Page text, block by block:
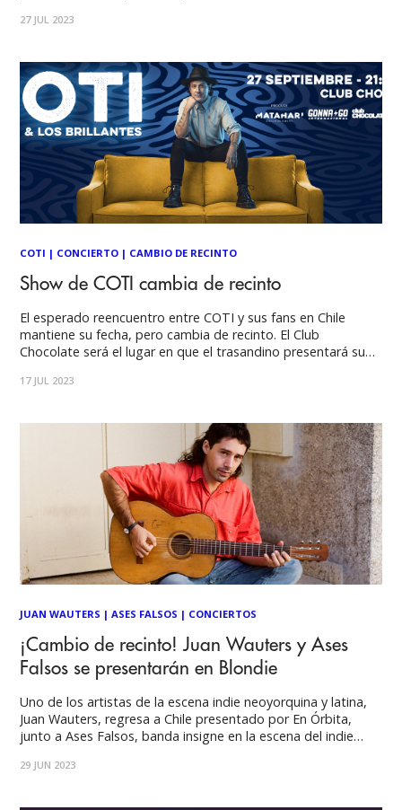
recordará sus éxitos como “Nellie the Elephant”, “Dig that
27 JUL 2023
COTI | CONCIERTO | CAMBIO DE RECINTO
Show de COTI cambia de recinto
El esperado reencuentro entre COTI y sus fans en Chile
mantiene su fecha, pero cambia de recinto. El Club
Chocolate será el lugar en que el trasandino presentará su
han marcado sus 20 años de carrera. Las entradas
17 JUL 2023
JUAN WAUTERS |ASES FALSOS | CONCIERTOS
¡Cambio de recinto! Juan Wauters y Ases
Falsos se presentarán en Blondie
Uno de los artistas de la escena indie neoyorquina y latina,
Juan Wauters, regresa a Chile presentado por En Órbita,
junto a Ases Falsos, banda insigne en la escena del indie
cambiará de recinto y se realizará el
29 JUN 2023